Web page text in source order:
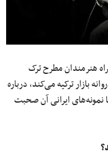
هنرمندان مطرح ترک
بازار ترکیه می‌کند، درباره
ایرانی آن صحبت